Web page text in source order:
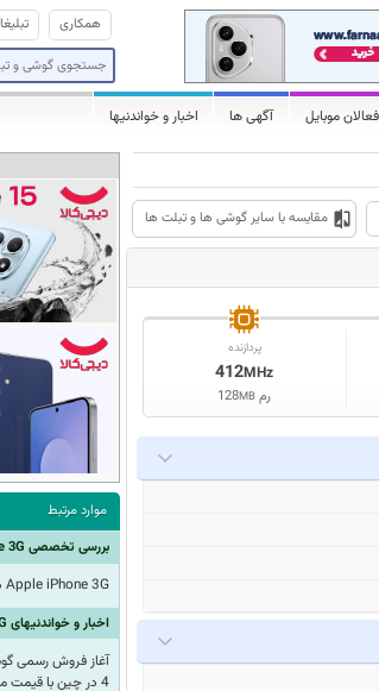
همکاری
فعالان موبایل آگهی ها اخبار و خواندنیها
مقایسه با سایر گوشی ها و تبلت ها
پردازنده
412MHz
رم 128MB
موارد مرتبط
بررسی تخصصی Apple iPhone 3G
Apple iPhone 3G داستان یک تکرار
اخبار و خواندنیهای Apple iPhone 3G
آغاز فروش رسمی